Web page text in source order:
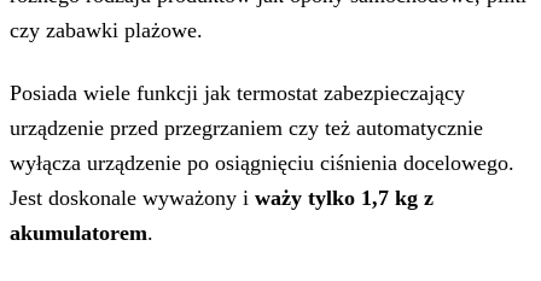
czy zabawki plażowe.
Posiada wiele funkcji jak termostat zabezpieczający
urządzenie przed przegrzaniem czy też automatycznie
wyłącza urządzenie po osiągnięciu ciśnienia docelowego.
Jest doskonale wyważony i waży tylko 1,7 kg z
akumulatorem.